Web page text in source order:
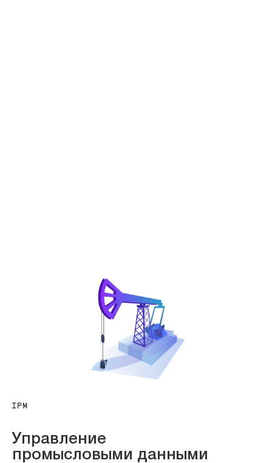
IPM
Управление
промысловыми данными